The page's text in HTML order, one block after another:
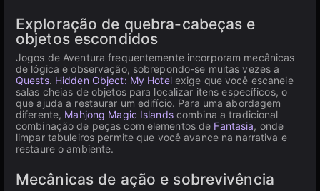
Exploração de quebra-cabeças e
objetos escondidos
Jogos de Aventura frequentemente incorporam mecânicas
de lógica e observação, sobrepondo-se muitas vezes a
Quests. Hidden Object: My Hotelexige que você escaneie
salas cheias de objetos para localizar itens específicos, o
que ajuda a restaurar um edifício. Para uma abordagem
diferente, Mahjong Magic Islandscombina a tradicional
combinação de peças com elementos de Fantasia, onde
limpar tabuleiros permite que você avance na narrativa e
restaure o ambiente.
Mecânicas de ação e sobrevivência